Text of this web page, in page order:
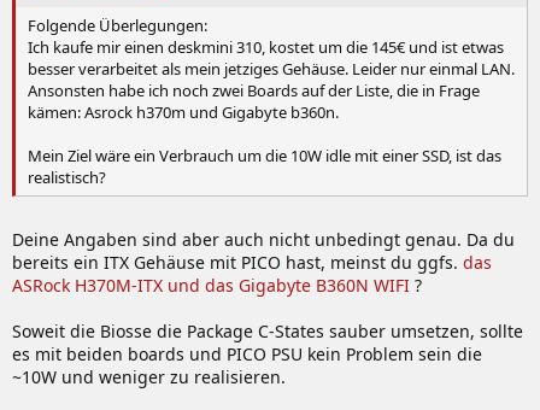
Folgende Überlegungen:
Ich kaufe mir einen deskmini 310, kostet um die 145€ und ist etwas
besser verarbeitet als mein jetziges Gehäuse. Leider nur einmal LAN.
Ansonsten habe ich noch zwei Boards auf der Liste, die in Frage
kämen: Asrock h370m und Gigabyte b360n.
Mein Ziel wäre ein Verbrauch um die 10W idle mit einer SSD, ist das
realistisch?
Deine Angaben sind aber auch nicht unbedingt genau. Da du
bereits ein ITX Gehäuse mit PICO hast, meinst du ggfs. das
ASRock H370M-ITX und das Gigabyte B360N WIFI ?
Soweit die Biosse die Package C-States sauber umsetzen, sollte
es mit beiden boards und PICO PSU kein Problem sein die
~10W und weniger zu realisieren.